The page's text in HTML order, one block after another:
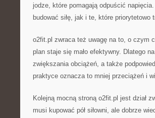
jodze, które pomagają odpuścić
budować siłę, jak i te, które priorytetowo
o2fit.pl zwraca też uwagę na to, o czym
plan staje się mało efektywny. Dlatego
zwiększania obciążeń, a także
praktyce oznacza to mniej przeciążeń i
Kolejną mocną stroną o2fit.pl jest dział
musi kupować pół siłowni, ale dobrze